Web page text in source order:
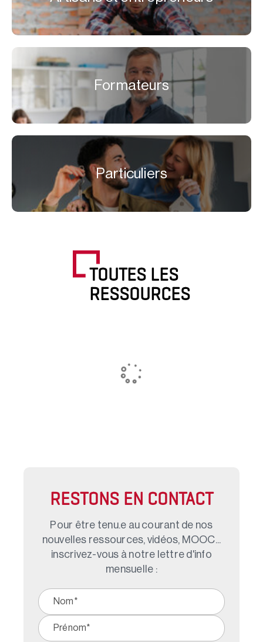
Formateurs
Particuliers
TOUTES LES
RESSOURCES
RESTONS EN CONTACT
Pour être tenu.e au courant de nos
nouvelles ressources, vidéos, MOOC...
inscrivez-vous à notre lettre d'info
mensuelle :